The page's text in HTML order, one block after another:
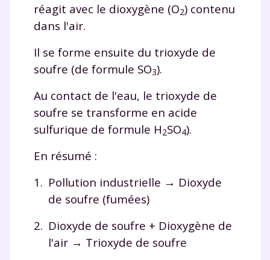
réagit avec le dioxygène (O2) contenu
dans l'air.
Il se forme ensuite du trioxyde de
soufre (de formule SO3).
Au contact de l'eau, le trioxyde de
soufre se transforme en acide
sulfurique de formule H2SO4).
En résumé :
Pollution industrielle → Dioxyde
de soufre (fumées)
Dioxyde de soufre + Dioxygène de
l'air → Trioxyde de soufre